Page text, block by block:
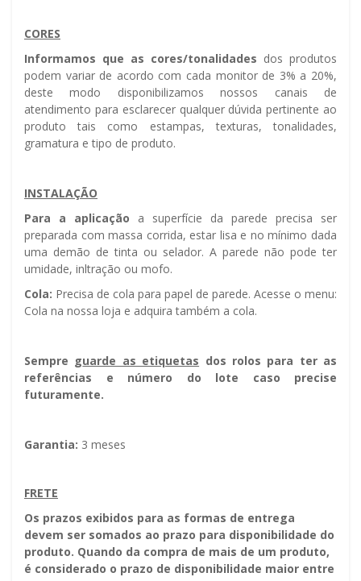
CORES
Informamos que as cores/tonalidades dos produtos
podem variar de acordo com cada monitor de 3% a 20%,
deste modo disponibilizamos nossos canais de
atendimento para esclarecer qualquer dúvida pertinente ao
produto tais como estampas, texturas, tonalidades,
gramatura e tipo de produto.
INSTALAÇÃO
Para a aplicação a superfície da parede precisa ser
preparada com massa corrida, estar lisa e no mínimo dada
uma demão de tinta ou selador. A parede não pode ter
umidade, infiltração ou mofo.
Cola: Precisa de cola para papel de parede. Acesse o menu:
Cola na nossa loja e adquira também a cola.
Sempre guarde as etiquetas dos rolos para ter as
referências e número do lote caso precise
futuramente.
Garantia: 3 meses
FRETE
Os prazos exibidos para as formas de entrega
devem ser somados ao prazo para disponibilidade do
produto. Quando da compra de mais de um produto,
é considerado o prazo de disponibilidade maior entre